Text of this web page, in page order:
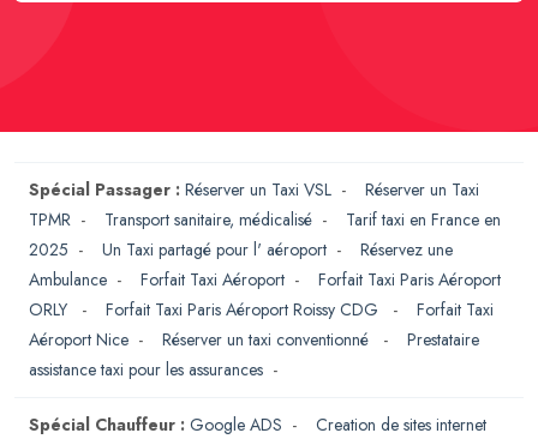
Spécial Passager : Réserver un Taxi VSL - Réserver un Taxi
TPMR - Transport sanitaire, médicalisé - Tarif taxi en France en
2025 - Un Taxi partagé pour l' aéroport - Réservez une
Ambulance - Forfait Taxi Aéroport - Forfait Taxi Paris Aéroport
ORLY
- Forfait Taxi Paris Aéroport Roissy CDG - Forfait Taxi
Aéroport Nice - Réserver un taxi conventionné - Prestataire
assistance taxi pour les assurances -
Spécial Chauffeur : Google ADS - Creation de sites internet